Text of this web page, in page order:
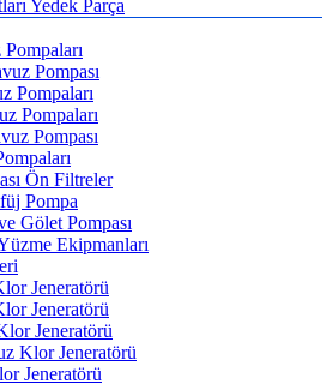
Yedek Parça
Pompası
Pompaları
Pompaları
Pompası
Ön Filtreler
Pompa
Gölet Pompası
Ekipmanları
Jeneratörü
Jeneratörü
Jeneratörü
Klor Jeneratörü
Jeneratörü